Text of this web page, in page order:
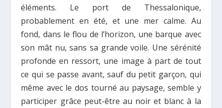
éléments. Le port de Thessalonique,
probablement en été, et une mer calme. Au
fond, dans le flou de l’horizon, une barque avec
son mât nu, sans sa grande voile. Une sérénité
profonde en ressort, une image à part de tout
ce qui se passe avant, sauf du petit garçon, qui
même avec le dos tourné au paysage, semble y
participer grâce peut-être au noir et blanc à la